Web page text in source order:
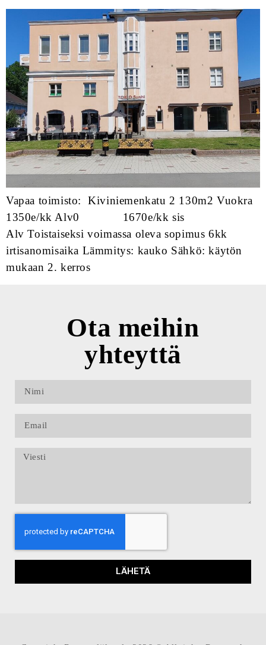
Vapaa toimisto: Kiviniemenkatu 2 130m2 Vuokra
1350e/kk Alv0 1670e/kk sis
Alv Toistaiseksi voimassa oleva sopimus 6kk
irtisanomisaika Lämmitys: kauko Sähkö: käytön
mukaan 2. kerros
Ota meihin
yhteyttä
LÄHETÄ